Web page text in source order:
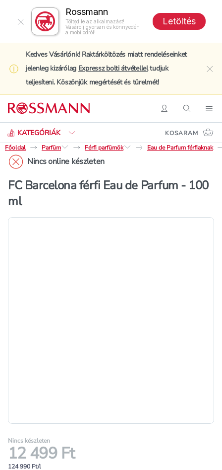
Rossmann
Töltsd le az alkalmazást!
Vásárolj gyorsan és könnyedén
a mobilodról!
Letöltés
Kedves Vásárlónk! Raktárköltözés miatt rendeléseinket
jelenleg kizárólag Expressz bolti átvételleltudjuk
teljesíteni. Köszönjük megértését és türelmét!
BelépésKeresés
KATEGÓRIÁK
Keresés
KOSARAM
Főoldal
Parfüm Férfi parfümök Eau de Parfum férfiaknak
Nincs online készleten
FC Barcelona férfi Eau de Parfum - 100
ml
Nincs készleten
12 499 Ft
124 990 Ft/l